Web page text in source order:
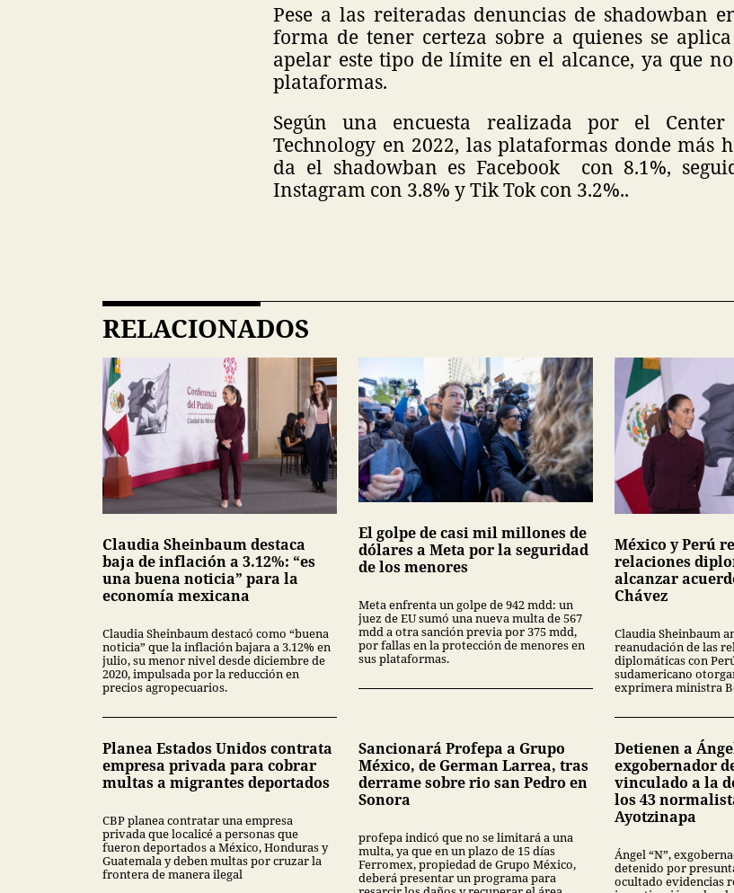
Pese a las reiteradas denuncias de shadowban
forma de tener certeza sobre a quienes se
apelar este tipo de límite en el alcance, ya que
plataformas.
Según una encuesta realizada por el
Technology en 2022, las plataformas donde más
da el shadowban es Facebook con 8.1%,
Instagram con 3.8% y Tik Tok con 3.2%..
RELACIONADOS
Claudia Sheinbaum destaca
baja de inflación a 3.12%: “es
una buena noticia” para la
economía mexicana
Claudia Sheinbaum destacó como “buena
noticia” que la inflación bajara a 3.12% en
julio, su menor nivel desde diciembre de
2020, impulsada por la reducción en
precios agropecuarios.
El golpe de casi mil millones de
dólares a Meta por la seguridad
de los menores
Meta enfrenta un golpe de 942 mdd: un
juez de EU sumó una nueva multa de 567
mdd a otra sanción previa por 375 mdd,
por fallas en la protección de menores en
sus plataformas.
México y Perú
relaciones
alcanzar
Chávez
Claudia Sheinbaum
reanudación de las
diplomáticas con
sudamericano
exprimera ministra
Planea Estados Unidos contrata
empresa privada para cobrar
multas a migrantes deportados
CBP planea contratar una empresa
privada que localicé a personas que
fueron deportados a México, Honduras y
Guatemala y deben multas por cruzar la
frontera de manera ilegal
Sancionará Profepa a Grupo
México, de German Larrea, tras
derrame sobre rio san Pedro en
Sonora
profepa indicó que no se limitará a una
multa, ya que en un plazo de 15 días
Ferromex, propiedad de Grupo México,
deberá presentar un programa para
Detienen a
exgobernador
vinculado a la
los 43
Ayotzinapa
Ángel “N”,
detenido por
ocultado evidencias